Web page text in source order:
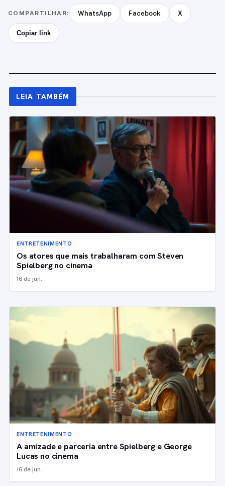
COMPARTILHAR: WhatsApp Facebook X
Copiar link
LEIA TAMBÉM
ENTRETENIMENTO
Os atores que mais trabalharam com Steven
Spielberg no cinema
16 de jun.
ENTRETENIMENTO
A amizade e parceria entre Spielberg e George
Lucas no cinema
16 de jun.